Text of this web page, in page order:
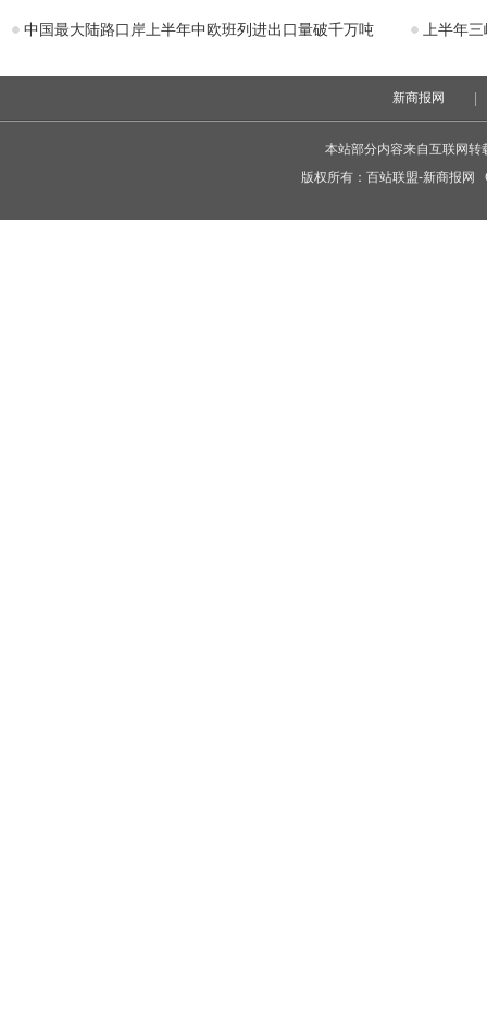
中国最大陆路口岸上半年中欧班列进出口量破千万吨 上半年
新商报网
本站部分内容来自互联网
版权所有： 百站联盟-新商报网